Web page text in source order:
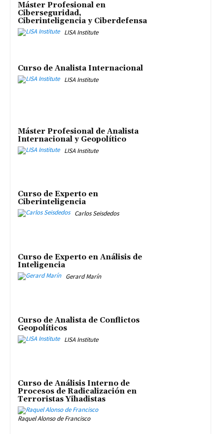
Máster Profesional en
Ciberseguridad,
Ciberinteligencia y Ciberdefensa
LISA Institute
Curso de Analista Internacional
LISA Institute
Máster Profesional de Analista
Internacional y Geopolítico
LISA Institute
Curso de Experto en
Ciberinteligencia
Carlos Seisdedos
Curso de Experto en Análisis de
Inteligencia
Gerard Marín
Curso de Analista de Conflictos
Geopolíticos
LISA Institute
Curso de Análisis Interno de
Procesos de Radicalización en
Terroristas Yihadistas
Raquel Alonso de Francisco